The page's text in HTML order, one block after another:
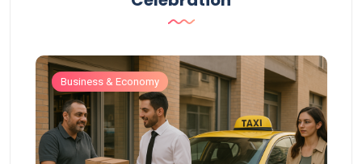
Business & Economy